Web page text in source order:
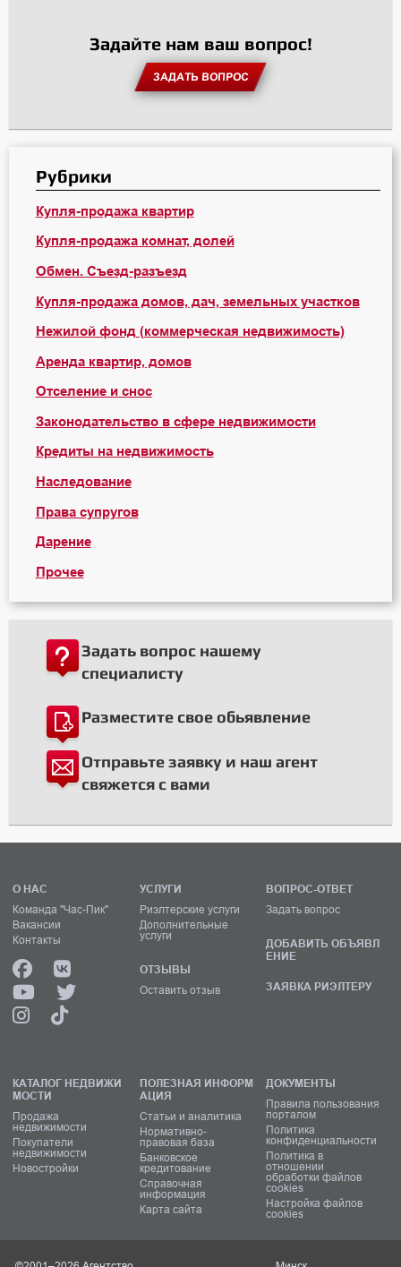
Задайте нам ваш вопрос!
ЗАДАТЬ ВОПРОС
Рубрики
Купля-продажа квартир
Купля-продажа комнат, долей
Обмен. Съезд-разъезд
Купля-продажа домов, дач, земельных участков
Нежилой фонд (коммерческая недвижимость)
Аренда квартир, домов
Отселение и снос
Законодательство в сфере недвижимости
Кредиты на недвижимость
Наследование
Права супругов
Дарение
Прочее
Задать вопрос нашему
специалисту
Разместите свое обьявление
Отправьте заявку и наш агент
свяжется с вами
О НАС
Команда "Час-Пик"
Вакансии
Контакты
УСЛУГИ
Риэлтерские услуги
Дополнительные
услуги
ОТЗЫВЫ
Оставить отзыв
ВОПРОС-ОТВЕТ
Задать вопрос
ДОБАВИТЬ ОБЪЯВЛ
ЕНИЕ
ЗАЯВКА РИЭЛТЕРУ
КАТАЛОГ НЕДВИЖИ
МОСТИ
Продажа
недвижимости
Покупатели
недвижимости
Новостройки
ПОЛЕЗНАЯ ИНФОРМ
АЦИЯ
Статьи и аналитика
Нормативно-
правовая база
Банковское
кредитование
Справочная
информация
Карта сайта
ДОКУМЕНТЫ
Правила пользования
порталом
Политика
конфиденциальности
Политика в
отношении
обработки файлов
cookies
Настройка файлов
cookies